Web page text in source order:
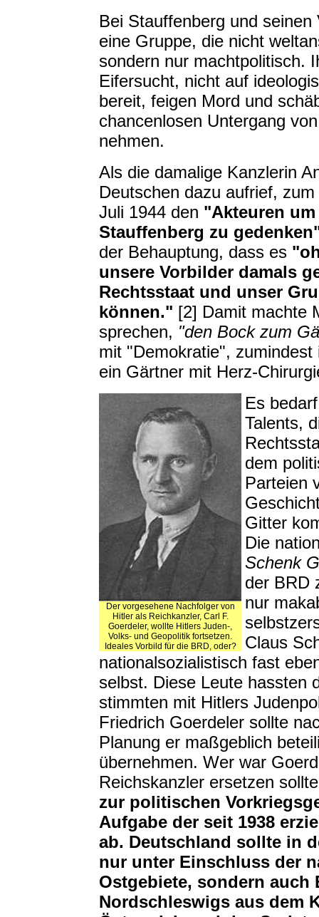
Bei Stauffenberg und
eine Gruppe, die nicht
sondern nur machtpolitisch.
Eifersucht, nicht auf
bereit, feigen Mord und
chancenlosen Untergang
nehmen.
Als die damalige Kanzlerin
Deutschen dazu aufrief,
Juli 1944 den "Akteuren
Stauffenberg zu
der Behauptung, dass es
unsere Vorbilder damals
Rechtsstaat und unser
können." [2] Damit machte
sprechen, "den Bock zum
mit "Demokratie",
ein Gärtner mit Herz-
Der vorgesehene Nachfolger von
Hitler als Reichkanzler, Carl F.
Goerdeler, wollte Hitlers Juden-,
Volks- und Geopolitik fortsetzen.
Ideales Vorbild für die BRD, oder?
Es
Talents,
dem
Parteien
Gitter
Die
Schenk
der BRD
nur
Claus
nationalsozialistisch fast
selbst. Diese Leute hassten
stimmten mit Hitlers
Friedrich Goerdeler sollte
Planung er maßgeblich
übernehmen. Wer war
Reichskanzler ersetzen
zur politischen
Aufgabe der seit 1938
ab. Deutschland sollte in
nur unter Einschluss der
Ostgebiete, sondern
Nordschleswigs aus dem